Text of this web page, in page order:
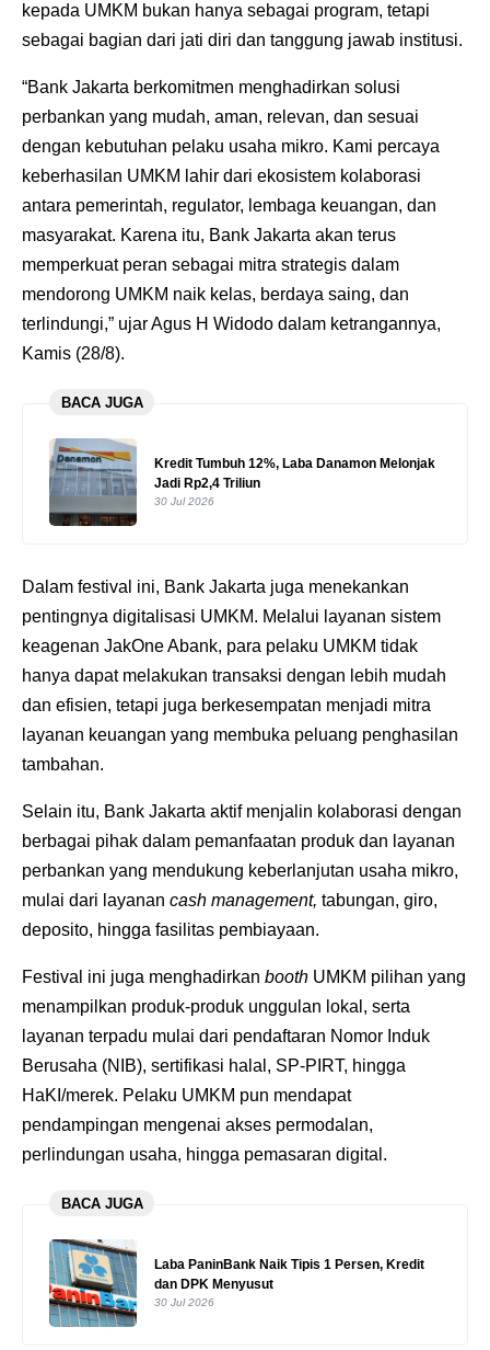
kepada UMKM bukan hanya sebagai program, tetapi
sebagai bagian dari jati diri dan tanggung jawab institusi.
“Bank Jakarta berkomitmen menghadirkan solusi
perbankan yang mudah, aman, relevan, dan sesuai
dengan kebutuhan pelaku usaha mikro. Kami percaya
keberhasilan UMKM lahir dari ekosistem kolaborasi
antara pemerintah, regulator, lembaga keuangan, dan
masyarakat. Karena itu, Bank Jakarta akan terus
memperkuat peran sebagai mitra strategis dalam
mendorong UMKM naik kelas, berdaya saing, dan
terlindungi,” ujar Agus H Widodo dalam ketrangannya,
Kamis (28/8).
BACA JUGA
Kredit Tumbuh 12%, Laba Danamon Melonjak
Jadi Rp2,4 Triliun
30 Jul 2026
Dalam festival ini, Bank Jakarta juga menekankan
pentingnya digitalisasi UMKM. Melalui layanan sistem
keagenan JakOne Abank, para pelaku UMKM tidak
hanya dapat melakukan transaksi dengan lebih mudah
dan efisien, tetapi juga berkesempatan menjadi mitra
layanan keuangan yang membuka peluang penghasilan
tambahan.
Selain itu, Bank Jakarta aktif menjalin kolaborasi dengan
berbagai pihak dalam pemanfaatan produk dan layanan
perbankan yang mendukung keberlanjutan usaha mikro,
mulai dari layanan cash management, tabungan, giro,
deposito, hingga fasilitas pembiayaan.
Festival ini juga menghadirkan booth UMKM pilihan yang
menampilkan produk-produk unggulan lokal, serta
layanan terpadu mulai dari pendaftaran Nomor Induk
Berusaha (NIB), sertifikasi halal, SP-PIRT, hingga
HaKI/merek. Pelaku UMKM pun mendapat
pendampingan mengenai akses permodalan,
perlindungan usaha, hingga pemasaran digital.
BACA JUGA
Laba PaninBank Naik Tipis 1 Persen, Kredit
dan DPK Menyusut
30 Jul 2026